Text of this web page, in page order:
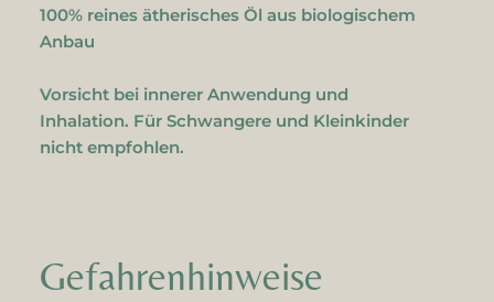
100% reines ätherisches Öl aus biologischem
Anbau
Vorsicht bei innerer Anwendung und
Inhalation. Für Schwangere und Kleinkinder
nicht empfohlen.
Gefahrenhinweise